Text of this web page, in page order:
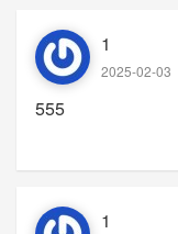
1
2025-02-03
555
1